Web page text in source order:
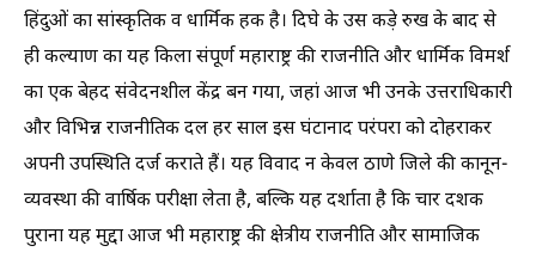
हिंदुओं का सांस्कृतिक व धार्मिक हक है। दिघे के उस कड़े रुख के बाद से
ही कल्याण का यह किला संपूर्ण महाराष्ट्र की राजनीति और धार्मिक विमर्श
का एक बेहद संवेदनशील केंद्र बन गया, जहां आज भी उनके उत्तराधिकारी
और विभिन्न राजनीतिक दल हर साल इस घंटानाद परंपरा को दोहराकर
अपनी उपस्थिति दर्ज कराते हैं। यह विवाद न केवल ठाणे जिले की कानून-
व्यवस्था की वार्षिक परीक्षा लेता है, बल्कि यह दर्शाता है कि चार दशक
पुराना यह मुद्दा आज भी महाराष्ट्र की क्षेत्रीय राजनीति और सामाजिक